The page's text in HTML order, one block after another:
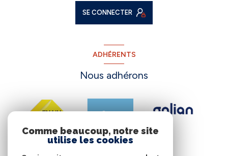
SE CONNECTER
ADHÉRENTS
Nous adhérons
Comme beaucoup, notre site
utilise les cookies